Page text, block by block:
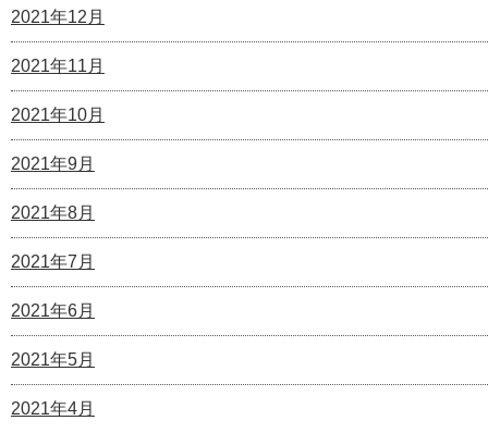
2021年12月
2021年11月
2021年10月
2021年9月
2021年8月
2021年7月
2021年6月
2021年5月
2021年4月